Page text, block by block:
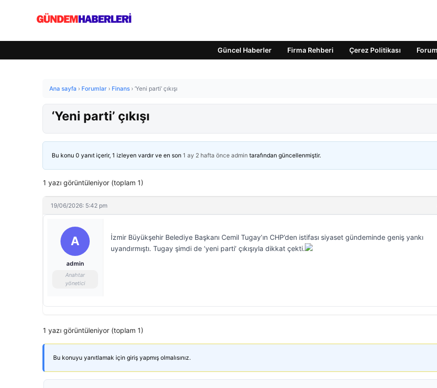
Güncel Haberler Firma Rehberi Çerez Politikası Forum
Ana sayfa › Forumlar › Finans › ‘Yeni parti’ çıkışı
‘Yeni parti’ çıkışı
Bu konu 0 yanıt içerir, 1 izleyen vardır ve en son 1 ay 2 hafta önce admin tarafından güncellenmiştir.
1 yazı görüntüleniyor (toplam 1)
19/06/2026: 5:42 pm
A
admin
Anahtar
yönetici
İzmir Büyükşehir Belediye Başkanı Cemil Tugay’ın CHP’den istifası siyaset gündeminde geniş yankı
uyandırmıştı. Tugay şimdi de ‘yeni parti’ çıkışıyla dikkat çekti.
1 yazı görüntüleniyor (toplam 1)
Bu konuyu yanıtlamak için giriş yapmış olmalısınız.